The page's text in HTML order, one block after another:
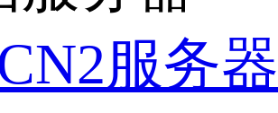
服务器